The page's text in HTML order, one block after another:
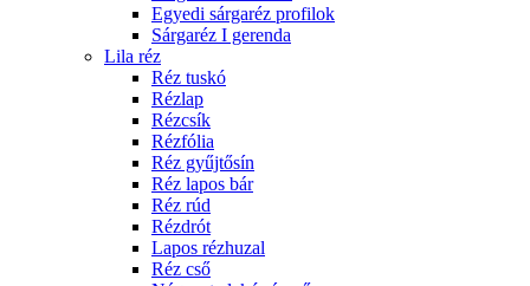
Egyedi sárgaréz profilok
Sárgaréz I gerenda
Lila réz
Réz tuskó
Rézlap
Rézcsík
Rézfólia
Réz gyűjtősín
Réz lapos bár
Réz rúd
Rézdrót
Lapos rézhuzal
Réz cső